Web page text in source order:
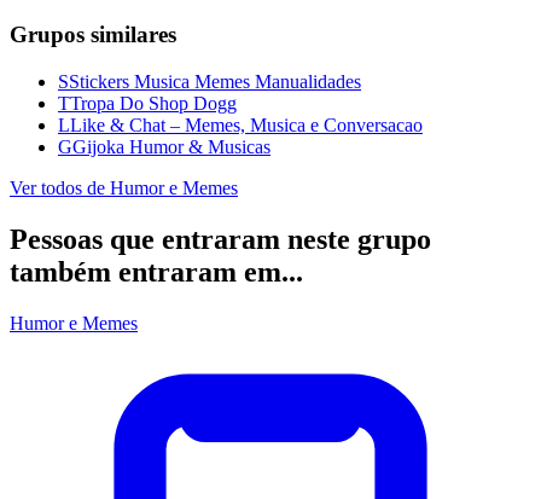
Grupos similares
SStickers Musica Memes Manualidades
TTropa Do Shop Dogg
LLike & Chat – Memes, Musica e Conversacao
GGijoka Humor & Musicas
Ver todos de Humor e Memes
Pessoas que entraram neste grupo
também entraram em...
Humor e Memes